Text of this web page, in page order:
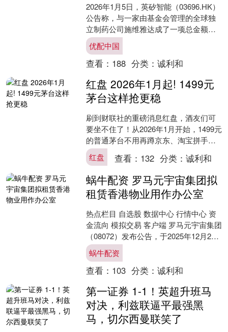
2026年1月5日，英矽智能（03696.HK）
公告称，与一家由基金会管理的全球独
立制药公司施维雅达成了一项总金额达
8.88亿美元的研发合作，双方将携手利
用英矽....
优配中国
查看： 188 分类： 诚利和
红盘 2026年1月起! 1499元
茅台这样抢更稳
刷到财联社的重磅消息红盘，酒友们可
要坐不住了！从2026年1月开始，1499元
的普通茅台不用再蹲京东、淘宝拼手
速，直接上i茅台APP就能申购，这波操
作简直是刚需....
红盘 查看： 132 分类： 诚利和
蜗牛配资 罗马元宇宙集团拟
租赁香港物业用作办公室
热点栏目 自选股 数据中心 行情中心 资
金流向 模拟交易 客户端 罗马元宇宙集团
（08072）发布公告，于2025年12月24
日，承租人（本公司的间接全资附属
公....
蜗牛配资
查看： 103 分类： 诚利和
第一证券 1-1！英超升班马
对决，利兹联逼平最强黑
马，切尔西曼联笑了